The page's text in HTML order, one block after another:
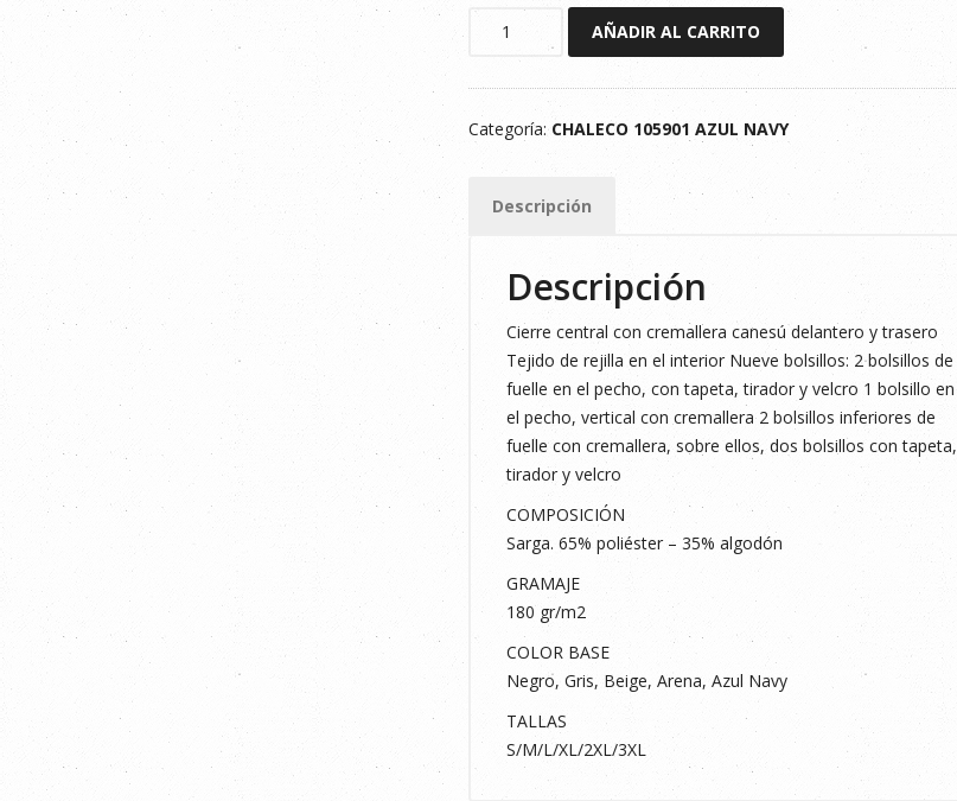
AZUL
cantidad
AÑADIR AL CARRITO
Categoría:CHALECO 105901 AZUL NAVY
Descripción
Descripción
Cierre central con cremallera canesú delantero y trasero
Tejido de rejilla en el interior Nueve bolsillos: 2 bolsillos de
fuelle en el pecho, con tapeta, tirador y velcro 1 bolsillo en
el pecho, vertical con cremallera 2 bolsillos inferiores de
fuelle con cremallera, sobre ellos, dos bolsillos con tapeta,
tirador y velcro
COMPOSICIÓN
Sarga. 65% poliéster – 35% algodón
GRAMAJE
180 gr/m2
COLOR BASE
Negro, Gris, Beige, Arena, Azul Navy
TALLAS
S/M/L/XL/2XL/3XL